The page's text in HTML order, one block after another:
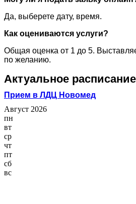
Да, выберете дату, время.
Как оцениваются услуги?
Общая оценка от 1 до 5.
по желанию.
Актуальное расписание
Прием в ЛДЦ Новомед
Август 2026
пн
вт
ср
чт
пт
сб
вс